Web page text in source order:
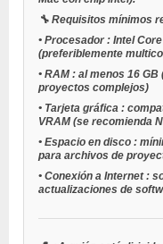
🔧 Requisitos mínimos
• Procesador : Intel
(preferiblemente
• RAM : al menos 16 GB
proyectos complejos)
• Tarjeta gráfica :
VRAM (se recomienda
• Espacio en disco :
para archivos de
• Conexión a Internet:
actualizaciones de